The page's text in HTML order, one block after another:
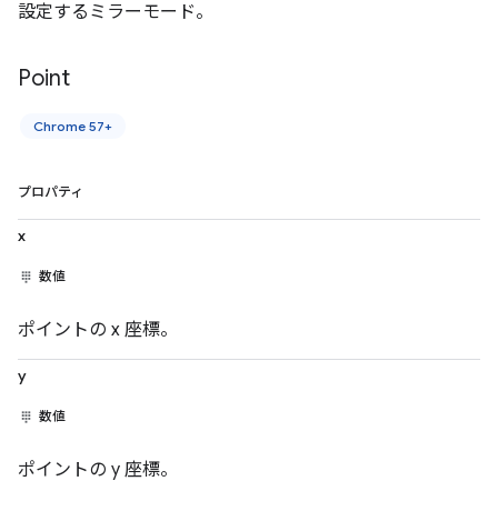
設定するミラーモード。
Point
Chrome 57+
プロパティ
x
数値
ポイントの x 座標。
y
数値
ポイントの y 座標。